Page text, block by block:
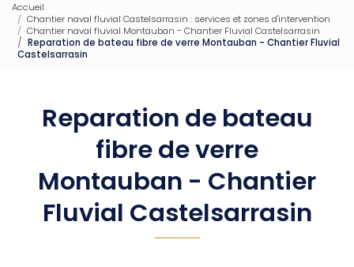
Accueil
Chantier naval fluvial Castelsarrasin : services et zones d'intervention
Chantier naval fluvial Montauban - Chantier Fluvial Castelsarrasin
Reparation de bateau fibre de verre Montauban - Chantier Fluvial
Castelsarrasin
Reparation de bateau
fibre de verre
Montauban - Chantier
Fluvial Castelsarrasin